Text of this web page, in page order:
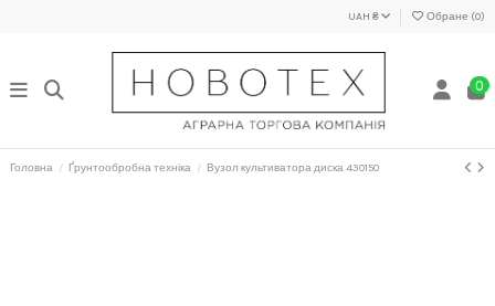
UAH ₴ Обране (0)
0
Головна Ґрунтообробна техніка Вузол культиватора диска 430150